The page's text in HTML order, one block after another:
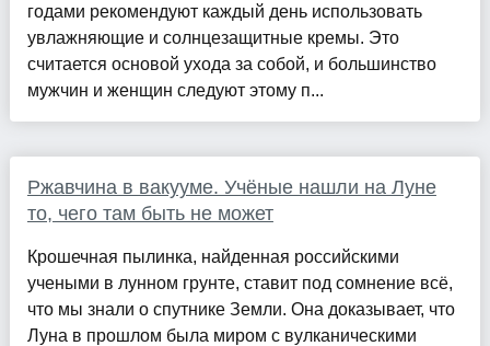
годами рекомендуют каждый день использовать
увлажняющие и солнцезащитные кремы. Это
считается основой ухода за собой, и большинство
мужчин и женщин следуют этому п...
Ржавчина в вакууме. Учёные нашли на Луне
то, чего там быть не может
Крошечная пылинка, найденная российскими
учеными в лунном грунте, ставит под сомнение всё,
что мы знали о спутнике Земли. Она доказывает, что
Луна в прошлом была миром с вулканическими